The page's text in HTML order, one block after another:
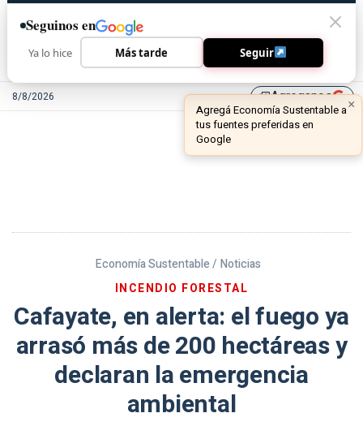
8/8/2026 library_addAgreganos
Economía Sustentable / Noticias
INCENDIO FORESTAL
Cafayate, en alerta: el fuego ya
arrasó más de 200 hectáreas y
declaran la emergencia
ambiental
Seguinos en
Ya lo hice Más tarde Seguir